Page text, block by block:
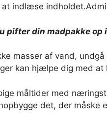
at indlæse indholdet.
pifter din madpakke
masser af vand,
kan hjælpe dig med at
måltider med
det, der måske